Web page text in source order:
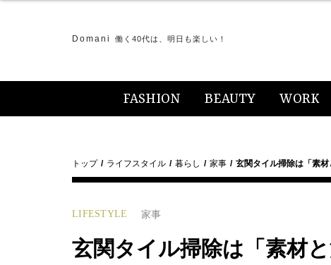
Domani 働く40代は、明日も楽しい！
FASHION BEAUTY WORK
トップ ライフスタイル 暮らし 家事 玄関タイル掃除は「素
LIFESTYLE 家事
玄関タイル掃除は「素材